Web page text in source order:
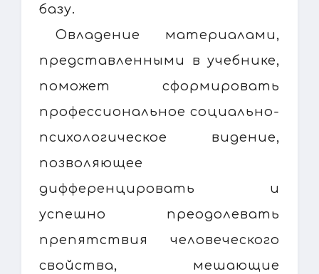
базу.
Овладение материалами,
представленными в учебнике,
поможет сформировать
профессиональное социально-
психологическое видение,
позволяющее
дифференцировать и
успешно преодолевать
препятствия человеческого
свойства, мешающие